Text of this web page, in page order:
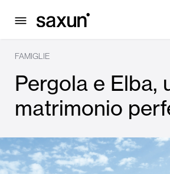
FAMIGLIE
Pergola e Elba,
matrimonio